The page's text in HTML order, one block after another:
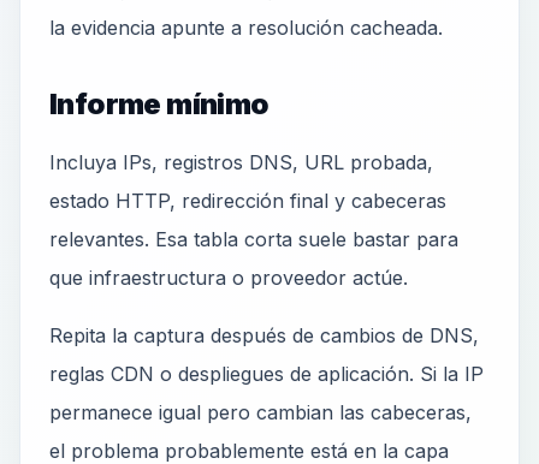
la evidencia apunte a resolución cacheada.
Informe mínimo
Incluya IPs, registros DNS, URL probada,
estado HTTP, redirección final y cabeceras
relevantes. Esa tabla corta suele bastar para
que infraestructura o proveedor actúe.
Repita la captura después de cambios de DNS,
reglas CDN o despliegues de aplicación. Si la IP
permanece igual pero cambian las cabeceras,
el problema probablemente está en la capa